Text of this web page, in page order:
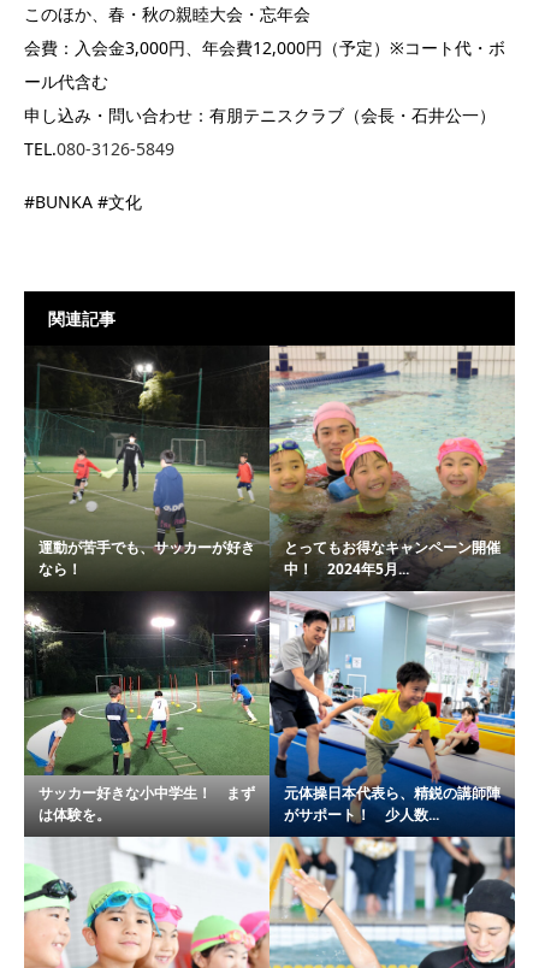
このほか、春・秋の親睦大会・忘年会
会費：入会金3,000円、年会費12,000円（予定）※コート代・ボ
ール代含む
申し込み・問い合わせ：有朋テニスクラブ（会長・石井公一）
TEL.080-3126-5849
#BUNKA #文化
関連記事
運動が苦手でも、サッカーが好き
なら！
とってもお得なキャンペーン開催
中！ 2024年5月...
サッカー好きな小中学生！ まず
は体験を。
元体操日本代表ら、精鋭の講師陣
がサポート！ 少人数...